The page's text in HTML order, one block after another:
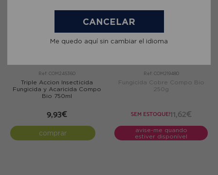
Ref: COM245360
Triple Accion Insecticida
Fungicida y Acaricida Compo
Bio 750ml
9,93€
comprar
Ref: COM219480
Fungicida Cobre Compo Bio
250g
SEM ESTOQUE!11,62€
avise-me quando
estiver disponível
CANCELAR
Me quedo aquí sin cambiar el idioma